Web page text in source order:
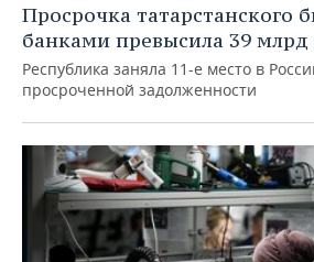
Просрочка татарстанского
банками превысила 39 млрд
Республика заняла 11-е место в
просроченной задолженности